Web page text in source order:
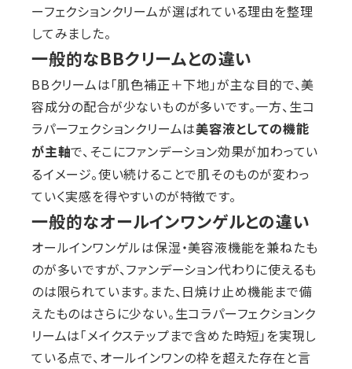
ーフェクションクリームが選ばれている理由を整理
してみました。
一般的なBBクリームとの違い
BBクリームは「肌色補正＋下地」が主な目的で、美
容成分の配合が少ないものが多いです。一方、生コ
ラパーフェクションクリームは美容液としての機能
が主軸で、そこにファンデーション効果が加わってい
るイメージ。使い続けることで肌そのものが変わっ
ていく実感を得やすいのが特徴です。
一般的なオールインワンゲルとの違い
オールインワンゲルは保湿・美容液機能を兼ねたも
のが多いですが、ファンデーション代わりに使えるも
のは限られています。また、日焼け止め機能まで備
えたものはさらに少ない。生コラパーフェクションク
リームは「メイクステップまで含めた時短」を実現し
ている点で、オールインワンの枠を超えた存在と言